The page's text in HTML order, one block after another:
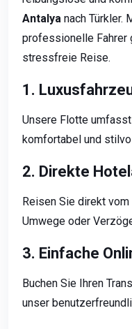
Antalya nach Türkler.
professionelle Fahrer
stressfreie Reise.
1.
Unsere Flotte
komfortabel und
2. Direkte
Reisen Sie direkt
Umwege oder
3. Einfache
Buchen Sie Ihren
unser